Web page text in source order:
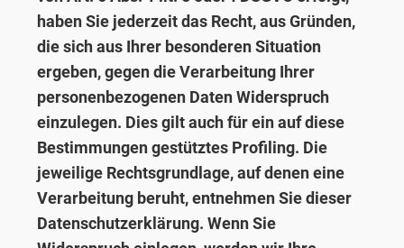
haben Sie jederzeit das Recht, aus Gründen,
die sich aus Ihrer besonderen Situation
ergeben, gegen die Verarbeitung Ihrer
personenbezogenen Daten Widerspruch
einzulegen. Dies gilt auch für ein auf diese
Bestimmungen gestütztes Profiling. Die
jeweilige Rechtsgrundlage, auf denen eine
Verarbeitung beruht, entnehmen Sie dieser
Datenschutzerklärung. Wenn Sie